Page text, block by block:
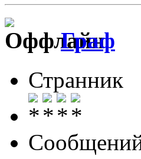
Граф
Странник